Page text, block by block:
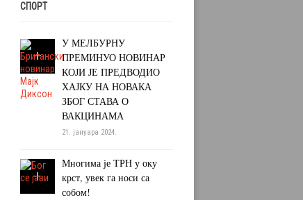
СПОРТ
У МЕЛБУРНУ
ПРЕМИНУО НОВИНАР
КОЈИ ЈЕ ПРЕДВОДИО
ХАЈКУ НА НОВАКА
ЗБОГ СТАВА О
ВАКЦИНАМА
21. јануара 2024.
Многима је ТРН у оку
крст, увек га носи са
собом!